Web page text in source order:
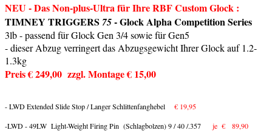
NEU - Das Non-plus-Ultra für Ihre RBF Custom Glock :
TIMNEY TRIGGERS 75- Glock Alpha Competition Series
3lb - passend für Glock Gen 3/4 sowie für Gen5
- dieser Abzug verringert das Abzugsgewicht Ihrer Glock auf 1.2-
1.3kg
Preis € 249,00 zzgl. Montage € 15,00
- LWD Extended Slide Stop / Langer Schlittenfanghebel € 19,95
-LWD - 49LW Light-Weight Firing Pin (Schlagbolzen) 9 / 40 /.357 je € 89,90